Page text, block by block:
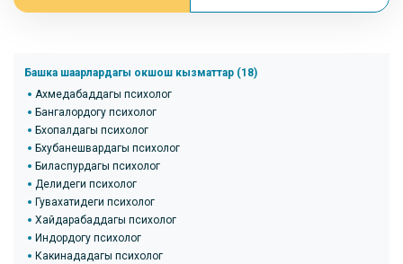
Башка шаарлардагы окшош кызматтар (18)
Ахмедабаддагы психолог
Бангалордогу психолог
Бхопалдагы психолог
Бхубанешвардагы психолог
Биласпурдагы психолог
Делидеги психолог
Гувахатидеги психолог
Хайдарабаддагы психолог
Индордогу психолог
Какинададагы психолог